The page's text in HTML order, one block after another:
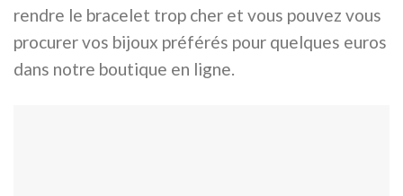
rendre le bracelet trop cher et vous pouvez vous
procurer vos bijoux préférés pour quelques euros
dans notre boutique en ligne.